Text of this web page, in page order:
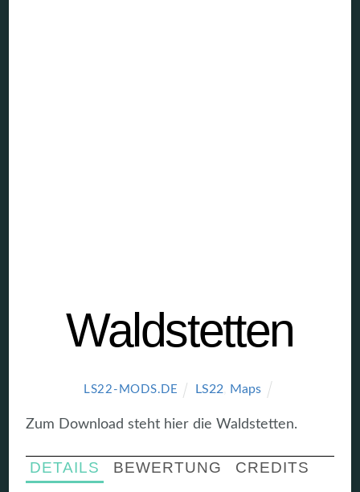
Waldstetten
LS22-MODS.DE LS22 Maps
Zum Download steht hier die Waldstetten.
DETAILS BEWERTUNG CREDITS